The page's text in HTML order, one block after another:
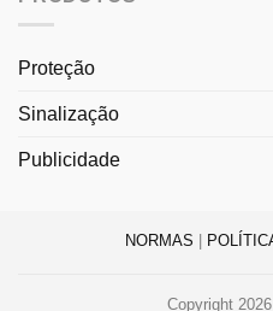
Proteção
Sinalização
Publicidade
NORMAS
Copyright